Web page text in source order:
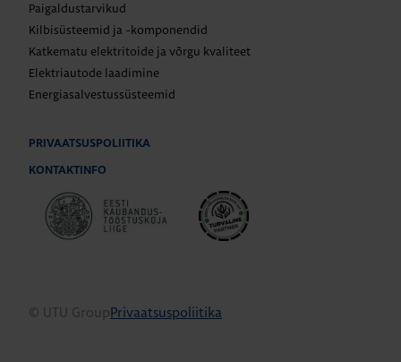
Paigaldustarvikud
Kilbisüsteemid ja -komponendid
Katkematu elektritoide ja võrgu kvaliteet
Elektriautode laadimine
Energiasalvestussüsteemid
PRIVAATSUSPOLIITIKA
KONTAKTINFO
© UTU GroupPrivaatsuspoliitika